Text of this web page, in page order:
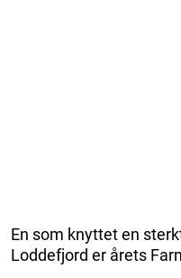
En som knyttet en
Loddefjord er årets